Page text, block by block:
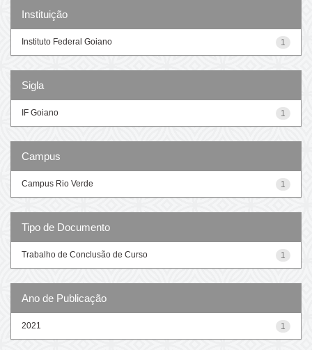
Instituição
1
Instituto Federal Goiano
Sigla
1
IF Goiano
Campus
1
Campus Rio Verde
Tipo de Documento
1
Trabalho de Conclusão de Curso
Ano de Publicação
1
2021